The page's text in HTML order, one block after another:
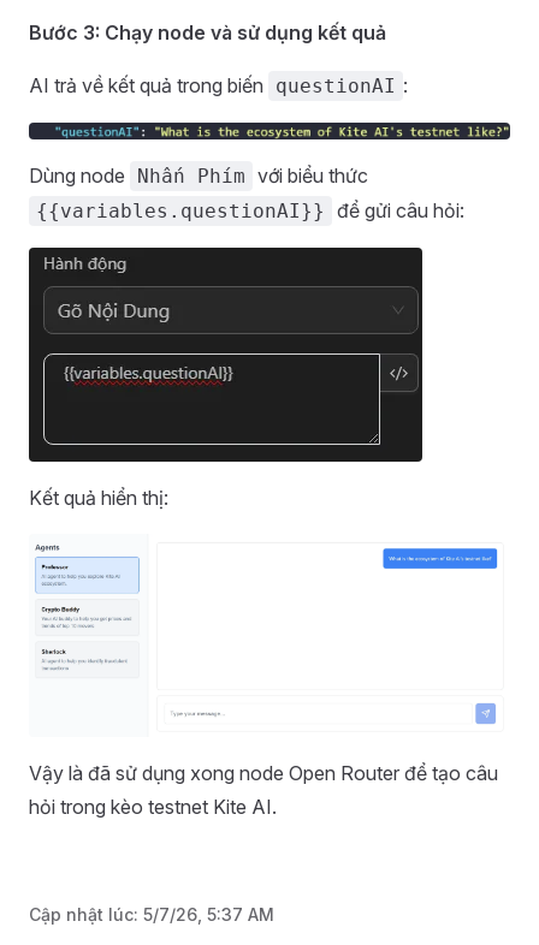
Bước 3: Chạy node và sử dụng kết quả
AI trả về kết quả trong biến questionAI :
Dùng node Nhấn Phím với biểu thức
{{variables.questionAI}} để gửi câu hỏi:
Kết quả hiển thị:
Vậy là đã sử dụng xong node Open Router để tạo câu
hỏi trong kèo testnet Kite AI.
Cập nhật lúc: 5/7/26, 5:37 AM